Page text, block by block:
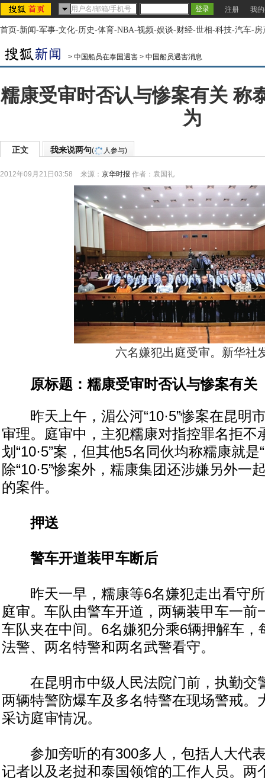
注册 我
首页-新闻-军事-文化-历史-体育-NBA-视频-娱谈-财经-世相-科技-汽车-房
> 中国船员在泰国遇害 > 中国船员遇害消息
糯康受审时否认与惨案有关 称
为
正文 我来说两句( 人参与)
2012年09月21日03:58 来源： 京华时报 作者：袁国礼
六名嫌犯出庭受审。新华社
原标题：糯康受审时否认与惨案有关
昨天上午，湄公河“10·5”惨案在昆明
审理。庭审中，主犯糯康对指控罪名拒不
划“10·5”案，但其他5名同伙均称糯康就是
除“10·5”惨案外，糯康集团还涉嫌另外一
的案件。
押送
警车开道装甲车断后
昨天一早，糯康等6名嫌犯走出看守所
庭审。车队由警车开道，两辆装甲车一前
车队夹在中间。6名嫌犯分乘6辆押解车，
法警、两名特警和两名武警看守。
在昆明市中级人民法院门前，执勤交
两辆特警防爆车及多名特警在现场警戒。
采访庭审情况。
参加旁听的有300多人，包括人大代
记者以及老挝和泰国领馆的工作人员。两